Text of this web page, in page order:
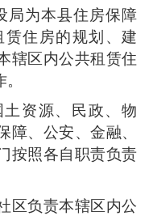
局为本县住房保障
住房的规划、建
辖区内公共租赁住
资源、民政、物
障、公安、金融、
按照各自职责负责
区负责本辖区内公